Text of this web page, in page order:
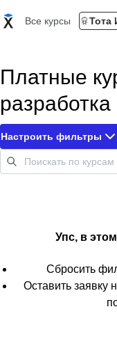
Все курсы Тота
Платные
разработка
Настроить фильтры
Упс, в
Сбросить
Оставить заявку